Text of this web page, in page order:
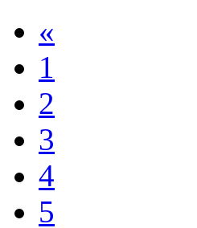
«
1
2
3
4
5